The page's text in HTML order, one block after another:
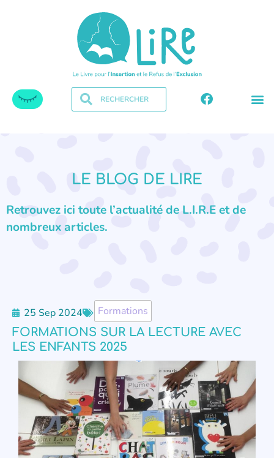
LE BLOG DE LIRE
Retrouvez ici toute l’actualité de L.I.R.E et de
nombreux articles.
25 Sep 2024 Formations
FORMATIONS SUR LA LECTURE AVEC
LES ENFANTS 2025